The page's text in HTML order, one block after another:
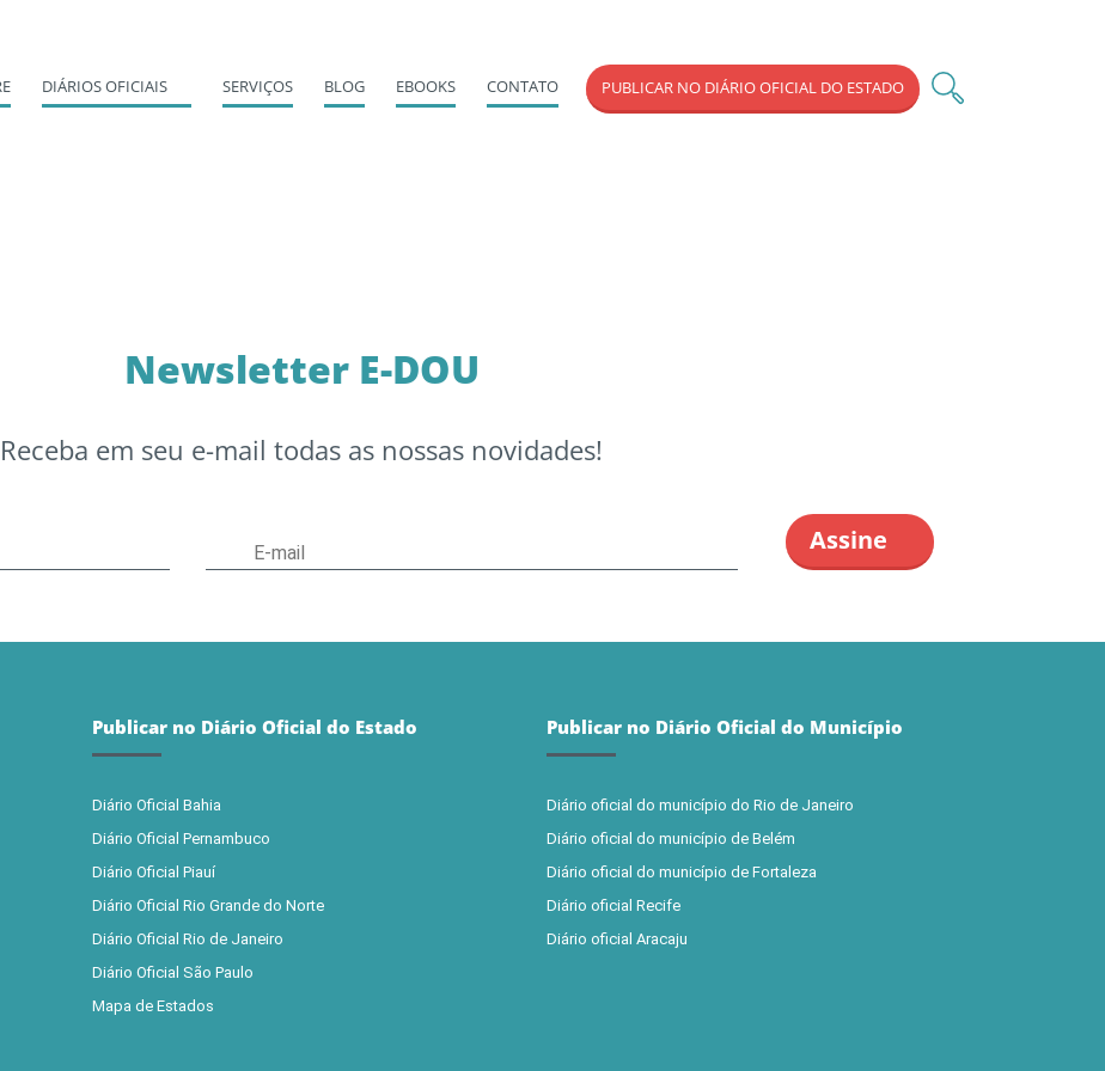
DIÁRIOS OFICIAIS SERVIÇOS BLOG EBOOKS CONTATO PUBLICAR NO DIÁRIO OFICIAL DO ESTADO
Newsletter E-DOU
Receba em seu e-mail todas as nossas novidades!
Publicar no Diário Oficial do Estado
Diário Oficial Bahia
Diário Oficial Pernambuco
Diário Oficial Piauí
Diário Oficial Rio Grande do Norte
Diário Oficial Rio de Janeiro
Diário Oficial São Paulo
Mapa de Estados
Publicar no Diário Oficial do Município
Diário oficial do município do Rio de Janeiro
Diário oficial do município de Belém
Diário oficial do município de Fortaleza
Diário oficial Recife
Diário oficial Aracaju